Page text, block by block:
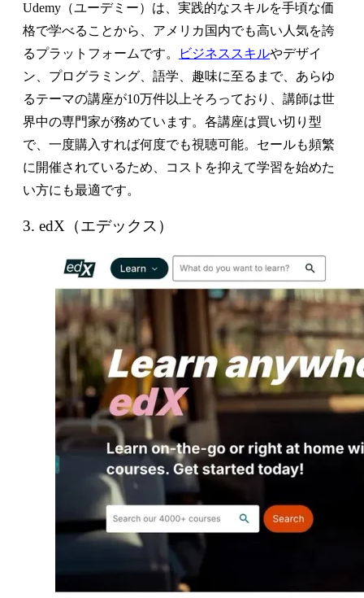
Udemy（ユーデミー）は、実践的なスキルを手頃な価
格で学べることから、アメリカ国内でも高い人気を誇
るプラットフォームです。
ビジネススキルやデザイ
ン、プログラミング、語学、趣味に至るまで、あらゆ
るテーマの講座が10万件以上そろっており、講師は世
界中の専門家が務めています。各講座は買い切り型
で、一度購入すれば何度でも視聴可能。セールも頻繁
に開催されているため、コストを抑えて学習を始めた
い方にも最適です。
3. edX（エデックス）